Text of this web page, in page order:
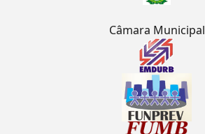
Câmara Municipal